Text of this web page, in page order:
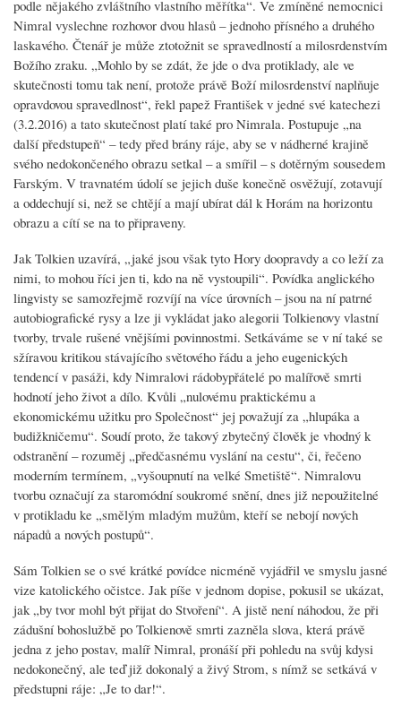
podle nějakého zvláštního vlastního měřítka“. Ve zmíněné nemocnici
Nimral vyslechne rozhovor dvou hlasů – jednoho přísného a druhého
laskavého. Čtenář je může ztotožnit se spravedlností a milosrdenstvím
Božího zraku. „Mohlo by se zdát, že jde o dva protiklady, ale ve
skutečnosti tomu tak není, protože právě Boží milosrdenství naplňuje
opravdovou spravedlnost“, řekl papež František v jedné své katechezi
(3.2.2016) a tato skutečnost platí také pro Nimrala. Postupuje „na
další předstupeň“ – tedy před brány ráje, aby se v nádherné krajině
svého nedokončeného obrazu setkal – a smířil – s dotěrným sousedem
Farským. V travnatém údolí se jejich duše konečně osvěžují, zotavují
a oddechují si, než se chtějí a mají ubírat dál k Horám na horizontu
obrazu a cítí se na to připraveny.
Jak Tolkien uzavírá, „jaké jsou však tyto Hory doopravdy a co leží za
nimi, to mohou říci jen ti, kdo na ně vystoupili“. Povídka anglického
lingvisty se samozřejmě rozvíjí na více úrovních – jsou na ní patrné
autobiografické rysy a lze ji vykládat jako alegorii Tolkienovy vlastní
tvorby, trvale rušené vnějšími povinnostmi. Setkáváme se v ní také se
sžíravou kritikou stávajícího světového řádu a jeho eugenických
tendencí v pasáži, kdy Nimralovi rádobypřátelé po malířově smrti
hodnotí jeho život a dílo. Kvůli „nulovému praktickému a
ekonomickému užitku pro Společnost“ jej považují za „hlupáka a
budižkničemu“. Soudí proto, že takový zbytečný člověk je vhodný k
odstranění – rozuměj „předčasnému vyslání na cestu“, či, řečeno
moderním termínem, „vyšoupnutí na velké Smetiště“. Nimralovu
tvorbu označují za staromódní soukromé snění, dnes již nepoužitelné
v protikladu ke „smělým mladým mužům, kteří se nebojí nových
nápadů a nových postupů“.
Sám Tolkien se o své krátké povídce nicméně vyjádřil ve smyslu jasné
vize katolického očistce. Jak píše v jednom dopise, pokusil se ukázat,
jak „by tvor mohl být přijat do Stvoření“. A jistě není náhodou, že při
zádušní bohoslužbě po Tolkienově smrti zazněla slova, která právě
jedna z jeho postav, malíř Nimral, pronáší při pohledu na svůj kdysi
nedokonečný, ale teď již dokonalý a živý Strom, s nímž se setkává v
předstupni ráje: „Je to dar!“.